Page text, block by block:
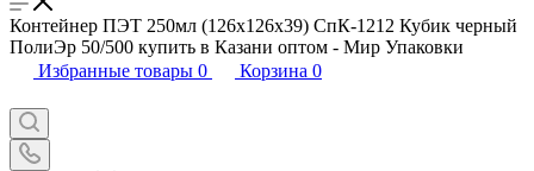
Контейнер ПЭТ 250мл (126х126х39) СпК-1212 Кубик черный
ПолиЭр 50/500 купить в Казани оптом - Мир Упаковки
Избранные товары 0 Корзина 0